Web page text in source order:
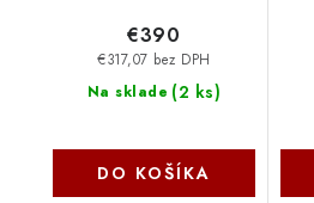
Na sklade (2 ks)
€317,07 bez DPH
€390
DO KOŠÍKA